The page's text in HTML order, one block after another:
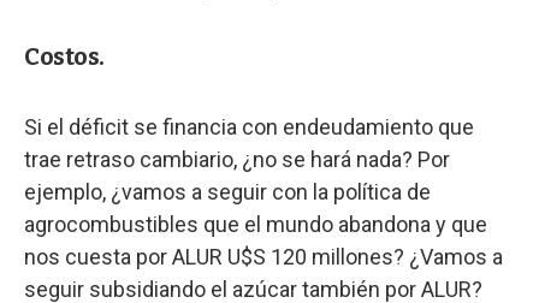
Costos.
Si el déficit se financia con endeudamiento que
trae retraso cambiario, ¿no se hará nada? Por
ejemplo, ¿vamos a seguir con la política de
agrocombustibles que el mundo abandona y que
nos cuesta por ALUR U$S 120 millones? ¿Vamos a
seguir subsidiando el azúcar también por ALUR?